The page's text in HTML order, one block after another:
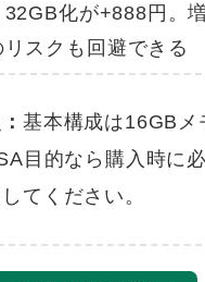
32GB化が+888円。
スクも回避できる
基本構成は16GBメ
目的なら購入時に
てください。